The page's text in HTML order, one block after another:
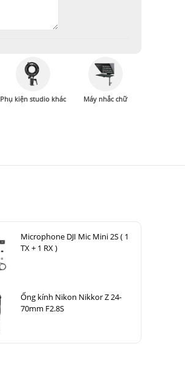
Phụ kiện studio khác Máy nhắc chữ
Microphone DJI Mic Mini 2S ( 1
TX + 1 RX )
Ống kính Nikon Nikkor Z 24-
70mm F2.8S